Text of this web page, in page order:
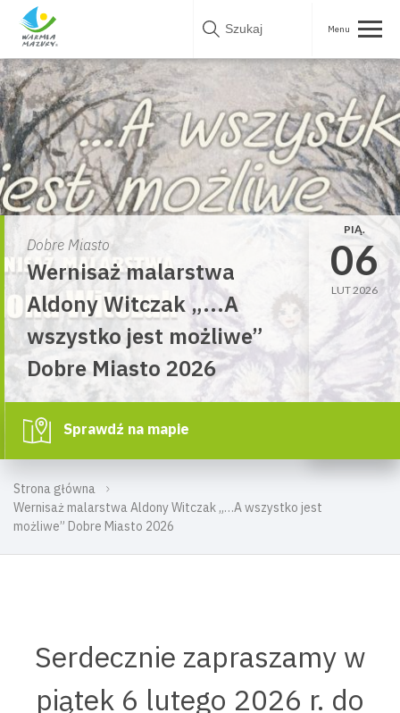
Skip
Strona główna
Wernisaż malarstwa Aldony Witczak „…A wszystko jest
możliwe” Dobre Miasto 2026
Dobre Miasto
Wernisaż malarstwa
Aldony Witczak „...A
wszystko jest możliwe”
Dobre Miasto 2026
PIĄ.
06
LUT 2026
Sprawdź na mapie
Serdecznie zapraszamy w
piątek 6 lutego 2026 r. do